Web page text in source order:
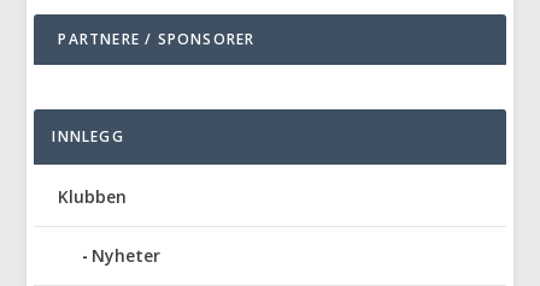
PARTNERE / SPONSORER
INNLEGG
Klubben
Nyheter